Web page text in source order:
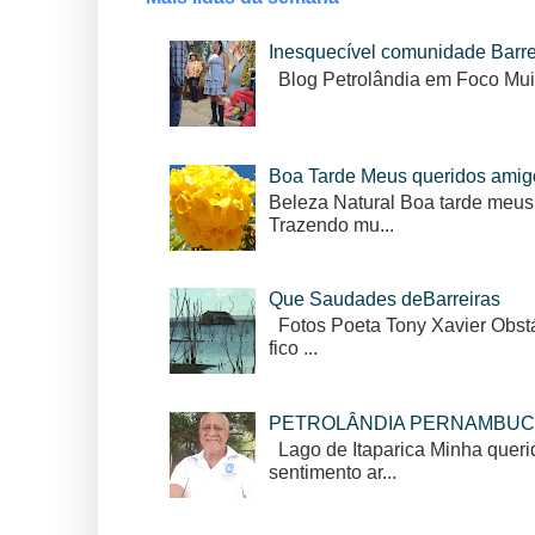
Inesquecível comunidade
Blog Petrolândia em Foco
Boa Tarde Meus queridos
Beleza Natural Boa tarde
Trazendo mu...
Que Saudades deBarreiras
Fotos Poeta Tony Xavier
fico ...
PETROLÂNDIA
Lago de Itaparica Minha
sentimento ar...